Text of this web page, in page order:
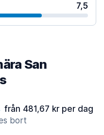
7,5
San
från 481,67 kr per dag
bort